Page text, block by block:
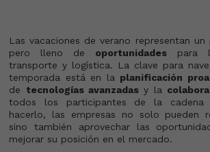
Las vacaciones de verano representan
pero lleno de oportunidades para
transporte y logística. La clave para
temporada está en la planificación
de tecnologías avanzadas y la
todos los participantes de la cadena
hacerlo, las empresas no solo pueden
sino también aprovechar las
mejorar su posición en el mercado.